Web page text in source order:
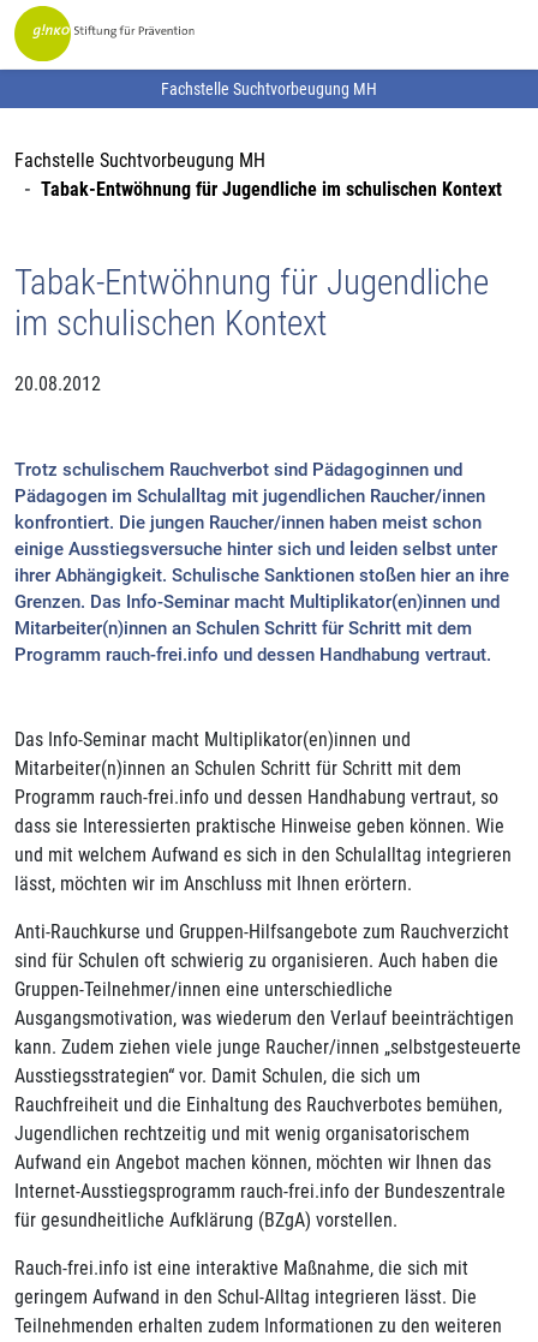
Fachstelle Suchtvorbeugung MH
Fachstelle Suchtvorbeugung MH
Tabak-Entwöhnung für Jugendliche im schulischen Kontext
Tabak-Entwöhnung für Jugendliche
im schulischen Kontext
20.08.2012
Trotz schulischem Rauchverbot sind Pädagoginnen und
Pädagogen im Schulalltag mit jugendlichen Raucher/innen
konfrontiert. Die jungen Raucher/innen haben meist schon
einige Ausstiegsversuche hinter sich und leiden selbst unter
ihrer Abhängigkeit. Schulische Sanktionen stoßen hier an ihre
Grenzen. Das Info-Seminar macht Multiplikator(en)innen und
Mitarbeiter(n)innen an Schulen Schritt für Schritt mit dem
Programm rauch-frei.info und dessen Handhabung vertraut.
Das Info-Seminar macht Multiplikator(en)innen und
Mitarbeiter(n)innen an Schulen Schritt für Schritt mit dem
Programm rauch-frei.info und dessen Handhabung vertraut, so
dass sie Interessierten praktische Hinweise geben können. Wie
und mit welchem Aufwand es sich in den Schulalltag integrieren
lässt, möchten wir im Anschluss mit Ihnen erörtern.
Anti-Rauchkurse und Gruppen-Hilfsangebote zum Rauchverzicht
sind für Schulen oft schwierig zu organisieren. Auch haben die
Gruppen-Teilnehmer/innen eine unterschiedliche
Ausgangsmotivation, was wiederum den Verlauf beeinträchtigen
kann. Zudem ziehen viele junge Raucher/innen „selbstgesteuerte
Ausstiegsstrategien“ vor. Damit Schulen, die sich um
Rauchfreiheit und die Einhaltung des Rauchverbotes bemühen,
Jugendlichen rechtzeitig und mit wenig organisatorischem
Aufwand ein Angebot machen können, möchten wir Ihnen das
Internet-Ausstiegsprogramm rauch-frei.info der Bundeszentrale
für gesundheitliche Aufklärung (BZgA) vorstellen.
Rauch-frei.info ist eine interaktive Maßnahme, die sich mit
geringem Aufwand in den Schul-Alltag integrieren lässt. Die
Teilnehmenden erhalten zudem Informationen zu den weiteren